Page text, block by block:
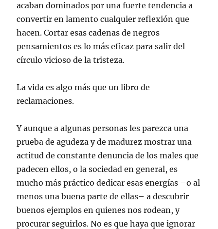
acaban dominados por una fuerte tendencia a
convertir en lamento cualquier reflexión que
hacen. Cortar esas cadenas de negros
pensamientos es lo más eficaz para salir del
círculo vicioso de la tristeza.
La vida es algo más que un libro de
reclamaciones.
Y aunque a algunas personas les parezca una
prueba de agudeza y de madurez mostrar una
actitud de constante denuncia de los males que
padecen ellos, o la sociedad en general, es
mucho más práctico dedicar esas energías –o al
menos una buena parte de ellas– a descubrir
buenos ejemplos en quienes nos rodean, y
procurar seguirlos. No es que haya que ignorar